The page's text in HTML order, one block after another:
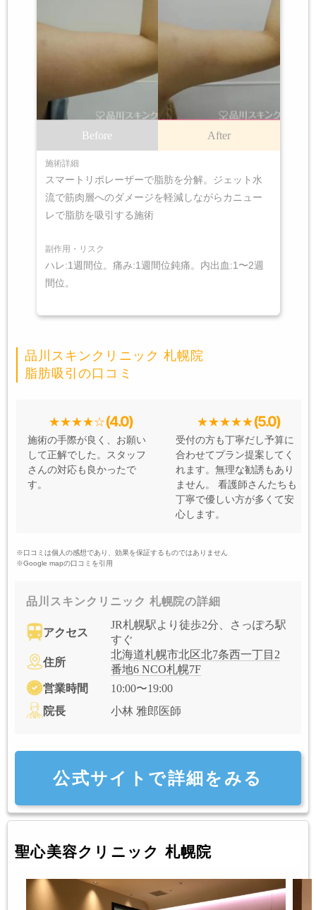
Before After
施術詳細
スマートリポレーザーで脂肪を分解。ジェット水
流で筋肉層へのダメージを軽減しながらカニュー
レで脂肪を吸引する施術
副作用・リスク
ハレ:1週間位。痛み:1週間位鈍痛。内出血:1〜2週
間位。
品川スキンクリニック 札幌院
脂肪吸引の口コミ
(4.0)
施術の手際が良く、お願い
して正解でした。スタッフ
さんの対応も良かったで
す。
(5.0)
受付の方も丁寧だし予算に
合わせてプラン提案してく
れます。無理な勧誘もあり
ません。 看護師さんたちも
丁寧で優しい方が多くて安
心します。
※口コミは個人の感想であり、効果を保証するものではありません
※Google mapの口コミを引用
品川スキンクリニック 札幌院の詳細
アクセス
JR札幌駅より徒歩2分、さっぽろ駅
すぐ
住所
北海道札幌市北区北7条西一丁目2
番地6 NCO札幌7F
営業時間
10:00〜19:00
院長
小林 雅郎医師
公式サイトで詳細をみる
聖心美容クリニック 札幌院